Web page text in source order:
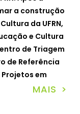
a construção
da UFRN,
e Cultura
de Triagem
de Referência
em
MAIS >